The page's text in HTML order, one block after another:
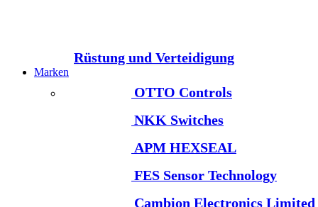
Rüstung und Verteidigung
Marken
OTTO Controls
NKK Switches
APM HEXSEAL
FES Sensor Technology
Cambion Electronics Limited